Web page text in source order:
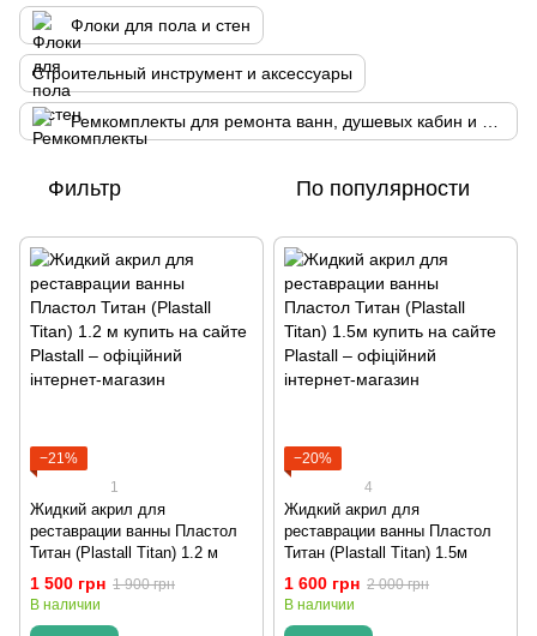
Флоки для пола и стен
Строительный инструмент и аксессуары
Фильтр По популярности
−21%
1
Жидкий акрил для
реставрации ванны Пластол
Титан (Plastall Titan) 1.2 м
1 500 грн 1 900 грн
В наличии
−20%
4
Жидкий акрил для
реставрации ванны Пластол
Титан (Plastall Titan) 1.5м
1 600 грн 2 000 грн
В наличии